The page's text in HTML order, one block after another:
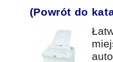
(Powrót do